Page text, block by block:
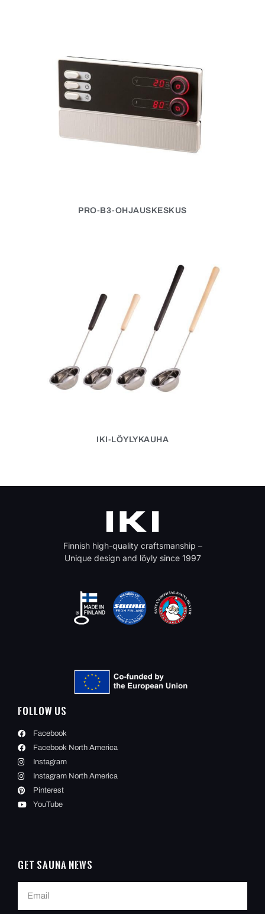
PRO-B3-OHJAUSKESKUS
IKI-LÖYLYKAUHA
Finnish high-quality craftsmanship –
Unique design and löyly since 1997
Follow Us
Facebook
Facebook North America
Instagram
Instagram North America
Pinterest
YouTube
Get Sauna News